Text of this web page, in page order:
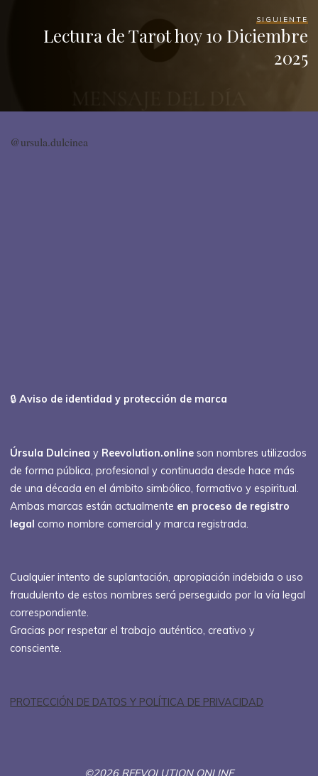
SIGUIENTE
Lectura de Tarot hoy 10 Diciembre
2025
@ursula.dulcinea
🔒Aviso de identidad y protección de marca
Úrsula Dulcinea y Reevolution.online son nombres utilizados
de forma pública, profesional y continuada desde hace más
de una década en el ámbito simbólico, formativo y espiritual.
Ambas marcas están actualmente en proceso de registro
legal como nombre comercial y marca registrada.
Cualquier intento de suplantación, apropiación indebida o uso
fraudulento de estos nombres será perseguido por la vía legal
correspondiente.
Gracias por respetar el trabajo auténtico, creativo y
consciente.
PROTECCIÓN DE DATOS Y POLÍTICA DE PRIVACIDAD
©2026 REEVOLUTION ONLINE